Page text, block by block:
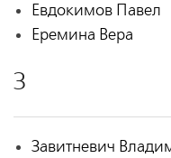
Евдокимов Павел
Еремина Вера
З
Завитневич